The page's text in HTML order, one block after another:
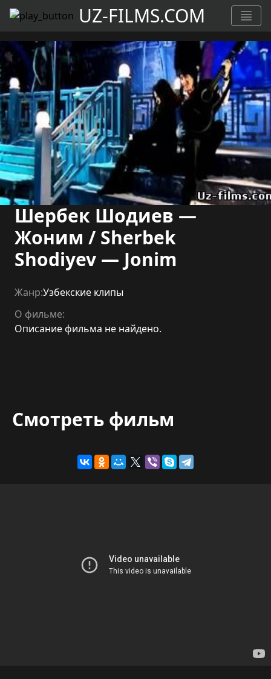
UZ-FILMS.COM
Шербек Шодиев —
Жоним / Sherbek
Shodiyev — Jonim
Жанр:Узбекские клипы
О фильме:
Описание фильма не найдено.
Смотреть фильм